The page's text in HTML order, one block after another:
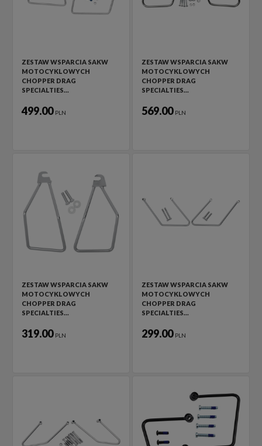
ZESTAW WSPARCIA SAKW
MOTOCYKLOWYCH
CHOPPER DRAG
SPECIALTIES…
499.00 PLN
ZESTAW WSPARCIA SAKW
MOTOCYKLOWYCH
CHOPPER DRAG
SPECIALTIES…
569.00 PLN
ZESTAW WSPARCIA SAKW
MOTOCYKLOWYCH
CHOPPER DRAG
SPECIALTIES…
319.00 PLN
ZESTAW WSPARCIA SAKW
MOTOCYKLOWYCH
CHOPPER DRAG
SPECIALTIES…
299.00 PLN